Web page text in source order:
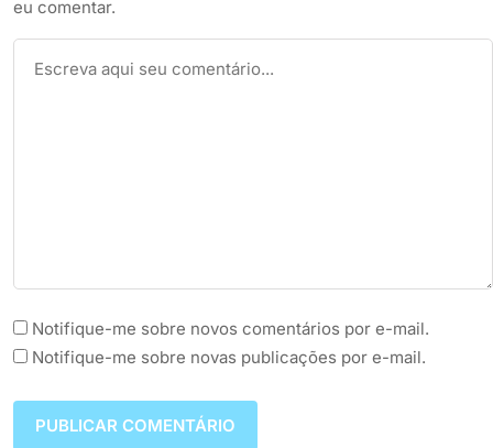
eu comentar.
Notifique-me sobre novos comentários por e-mail.
Notifique-me sobre novas publicações por e-mail.